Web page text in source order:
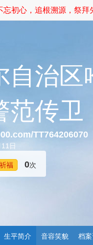
初心，追根溯源，祭拜先
自治
范传卫
TT764206070
日
福 0次
生平简介 音容笑貌 档